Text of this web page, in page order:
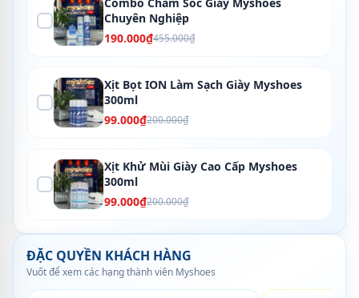
Chuyên Nghiệp
190.000₫455.000₫
Xịt Bọt ION Làm Sạch Giày Myshoes
300ml
99.000₫200.000₫
Xịt Khử Mùi Giày Cao Cấp Myshoes
300ml
99.000₫200.000₫
ĐẶC QUYỀN KHÁCH HÀNG
Vuốt để xem các hạng thành viên Myshoes